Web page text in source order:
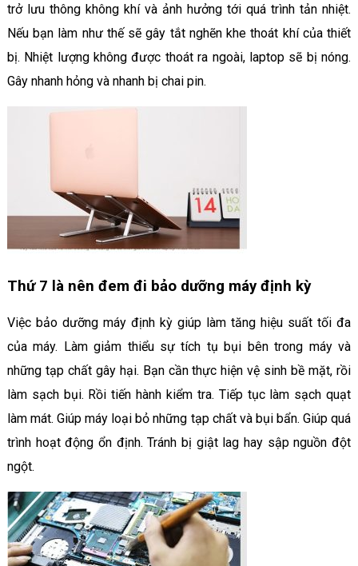
trở lưu thông không khí và ảnh hưởng tới quá trình tản nhiệt.
Nếu bạn làm như thế sẽ gây tắt nghẽn khe thoát khí của thiết
bị. Nhiệt lượng không được thoát ra ngoài, laptop sẽ bị nóng.
Gây nhanh hỏng và nhanh bị chai pin.
Thứ 7 là nên đem đi bảo dưỡng máy định kỳ
Việc bảo dưỡng máy định kỳ giúp làm tăng hiệu suất tối đa
của máy. Làm giảm thiểu sự tích tụ bụi bên trong máy và
những tạp chất gây hại. Bạn cần thực hiện vệ sinh bề mặt, rồi
làm sạch bụi. Rồi tiến hành kiểm tra. Tiếp tục làm sạch quạt
làm mát. Giúp máy loại bỏ những tạp chất và bụi bẩn. Giúp quá
trình hoạt động ổn định. Tránh bị giật lag hay sập nguồn đột
ngột.